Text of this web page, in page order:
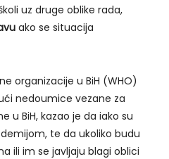
uz druge oblike rada,
ako se situacija
organizacije u BiH (WHO)
nedoumice vezane za
u BiH, kazao je da iako su
te da ukoliko budu
ili im se javljaju blagi oblici